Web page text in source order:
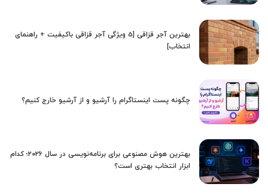
بهترین آجر قزاقی [5 ویژگی آجر قزاقی باکیفیت + راهنمای
انتخاب]
چگونه پست اینستاگرام را آرشیو و از آرشیو خارج کنیم؟
بهترین هوش مصنوعی برای برنامه‌نویسی در سال ۲۰۲۶؛ کدام
ابزار انتخاب بهتری است؟